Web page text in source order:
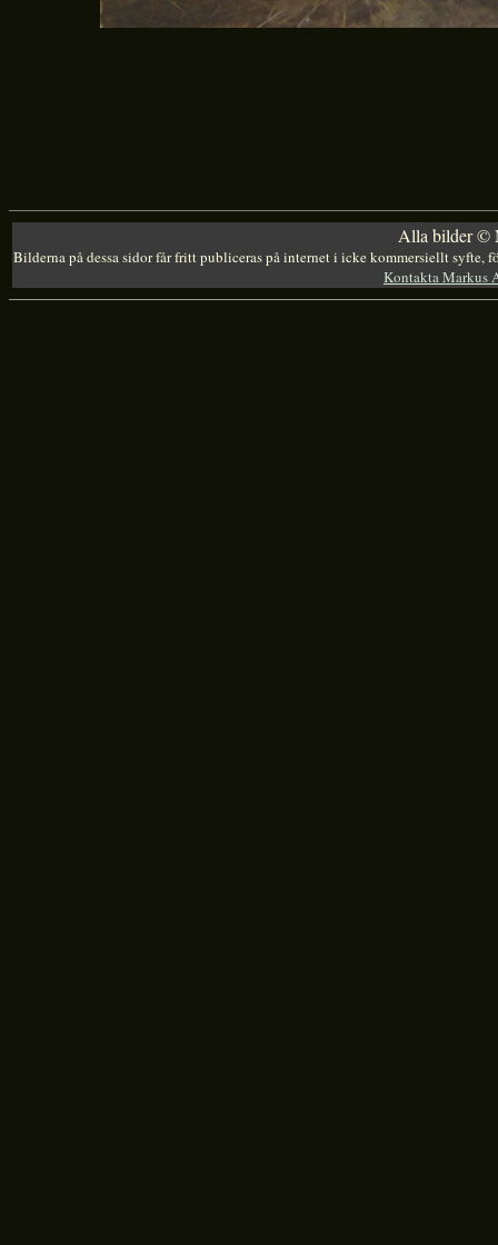
Alla bilder ©
Bilderna på dessa sidor får fritt publiceras på internet i icke kommersiellt syfte,
Kontakta Markus